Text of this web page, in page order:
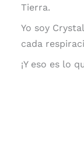
Tierra.
Yo soy
cada
¡Y eso es lo